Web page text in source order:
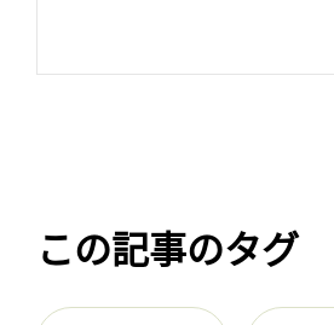
この記事のタグ